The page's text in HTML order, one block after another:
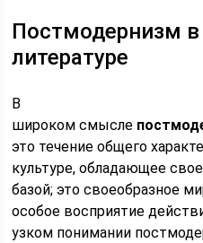
Постмодернизм в
литературе
В
широком смысле
это течение общего
культуре, обладающее
базой; это своеобразное
особое восприятие
узком понимании